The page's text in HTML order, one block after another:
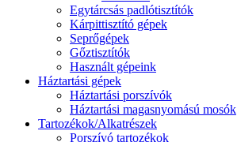
Egytárcsás padlótisztítók
Kárpittisztító gépek
Seprőgépek
Gőztisztítók
Használt gépeink
Háztartási gépek
Háztartási porszívók
Háztartási magasnyomású mosók
Tartozékok/Alkatrészek
Porszívó tartozékok